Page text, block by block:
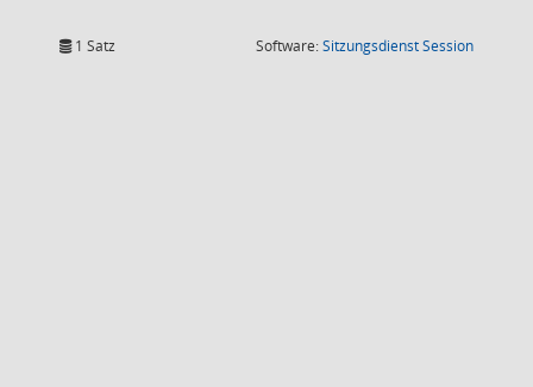
1 Satz Software:SitzungsdienstSession(Wird in